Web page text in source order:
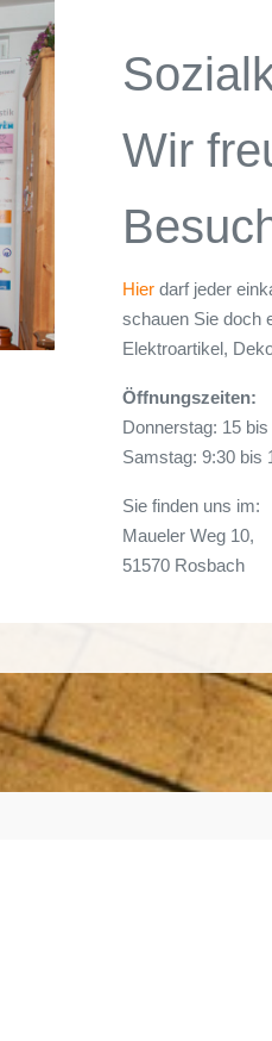
Wir
Hierdarf jeder
schauen Sie doch
Elektroartikel,
Öffnungszeiten:
Donnerstag: 15
Samstag: 9:30 bis
Sie finden uns im:
Maueler Weg 10,
51570 Rosbach